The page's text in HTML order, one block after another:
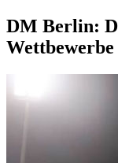
DM Berlin: